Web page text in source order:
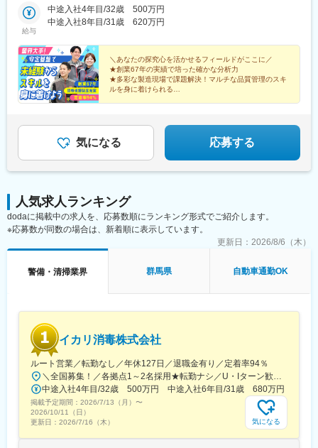
府)、京阪山科駅、烏丸駅、郡山富田駅、郡山駅(福島県)、安積永
盛駅、須賀川駅、福島駅(福島県)、東山公園駅(鳥取県)、米子駅、
崎駅、山梨市駅、韮崎駅、酒折駅、東比恵駅、博多駅、西鉄福岡
駅、中洲川端駅、北長岡駅、越後湯沢駅、浦佐駅、燕三条駅、浜
の宮駅、加古川駅、桜島桟橋通駅、鹿児島駅、札幌駅、さっぽろ
駅、旭川四条駅、深川駅、三郷駅(埼玉県)、東新潟駅、新潟駅、亀
田駅、新津駅、豊栄駅、内野駅、西宮駅、西宮北口駅、芦屋駅(東
羽島市役所前駅、岐阜羽島駅、岐阜駅、大垣駅、穂積駅、西岐阜
駅、新鵜沼駅、千葉駅、柏駅、松戸駅、市川駅、海浜幕張駅、栗
林公園駅、高松駅(香川県)、瓦町駅、高松築港駅、坂出駅、丸亀
駅、偕楽園駅、研究学園駅、牛久駅、水戸駅、取手駅、守谷駅、
駅、北２４条駅、北広島駅、東尾道駅、福山駅、尾道駅、松永
駅、備後赤坂駅、市立体育館前駅、熊本駅、新水前寺駅、上熊本
駅(路面電車)、新越谷駅、北与野駅、上熊谷駅、川越市駅、南新宿
駅、新宿西口駅、神泉駅、東池袋駅、麹町駅、二重橋前駅、秋津
駅、北品川駅、東日本橋駅、金町駅(東京都)、牛田駅(東京都)、府
駅、京成上野駅、大塚駅(東京都)、吉祥寺駅、京急蒲田駅、代々木
津駅(神奈川県)、京急鶴見駅、緑町駅、海老名駅(相鉄・小田急)、
西中島南方駅、大阪梅田駅(阪急線)、大阪阿部野橋駅、野田阪神
駅、大阪ビジネスパーク駅、本町駅、大阪梅田駅(阪神線)、近鉄日
本橋駅、なんば駅(地下鉄)、高槻市駅、松屋町駅、西長堀駅、岸里
駅、大江橋駅、谷町九丁目駅、宮之阪駅、なにわ橋駅、渡辺橋
駅、伏屋駅、本山駅(愛知県)、名古屋駅、西高蔵駅、丸の内駅(愛
知県)、新豊橋駅、上前津駅、名鉄一宮駅、小田井駅、森下駅(愛知
県)、熱田駅、新豊田駅、中村公園駅、岡山駅前駅、自動車学校前
駅、新浜松駅、遠州病院駅、志井公園駅、平和通駅、黒崎駅前
駅、くいな橋駅、九条駅(京都府)、山科駅、四条駅(京都市営)、曽
根田駅、中浜駅、祇園駅(福岡県)、天神南駅、呉服町駅(福岡県)、
伊勢原市 山梨県／中央市【東海】岐阜県／羽島
市 愛知県／名古屋市、知立市 三重県／四日市市
市 大阪府／東大阪市 兵庫県／加古川市、神戸
市、西宮市【中国】鳥取県／米子市 岡山県／岡山市【四
国】徳島県／徳島市 広島県／福山市【九州】福岡県／福
岡市 熊本県／熊本市 鹿児島県／鹿児島市※詳しい
所在地は当社HPをご覧ください。
心駅、武蔵浦和駅、所沢駅、北浦和駅、志木駅、草加駅、上尾
駅、東川口駅、谷塚駅、朝霞駅、春日部駅、戸田公園駅、東大宮
駅、せんげん台駅、与野駅、熊谷駅、本川越駅、新所沢駅、越谷
駅、代々木駅、新宿駅、渋谷駅、池袋駅、四ツ谷駅、大手町駅(東
京都)、新秋津駅、品川駅、市ケ谷駅、石神井公園駅、馬喰町駅、
京成金町駅、北千住駅、分倍河原駅、汐留駅、秋葉原駅、高田馬
場駅、立川駅、小竹向原駅、下北沢駅、上野駅、大塚駅前駅、井
駅、国立駅、神保町駅、九段下駅、浜松町駅、五反田駅、要町
駅、笹塚駅、武蔵砂川駅、淵野辺駅、愛甲石田駅、新羽駅、善行
駅、横浜駅、京急川崎駅、相模原駅、武蔵中原駅、三ツ境駅、武
老名駅(相模線)、あざみ野駅、本厚木駅、新百合ケ丘駅、相模大野
駅、寺田町駅、新大阪駅、梅田駅(地下鉄)、天王寺駅、野田駅(阪
神線)、京橋駅(大阪府)、堺筋本町駅、和泉府中駅、鶴橋駅、東梅
田駅、桜ノ宮駅、天王寺駅前駅、日本橋駅(大阪府)、大阪難波駅、
丁目駅、新今宮駅、茨木駅、西大橋駅、都島駅、天下茶屋駅、淀
町駅、南方駅(大阪府)、玉造駅、十三駅、住道駅、堺東駅、西九条
が丘駅(愛知県)、尾張一宮駅、戸田駅(愛知県)、上小田井駅、東岡
崎駅、大曽根駅、神宮前駅、豊田市駅、三郷駅(愛知県)、一社駅、
鳴海駅、池下駅、江南駅(愛知県)、岩塚駅、神領駅、桜山駅、刈谷
駅、西春駅、塩釜口駅、大元駅、岡山駅、中庄駅、東岡山駅、西
大寺駅、新倉敷駅、上島駅、浜松駅、曳馬駅、天竜川駅、助信
駅、八幡駅(静岡県)、企救丘駅、南小倉駅、香春口三萩野駅、折尾
駅、小倉駅(福岡県)、黒崎駅、上鳥羽口駅、京都駅、竹田駅(京都
府)、京阪山科駅、烏丸駅、郡山富田駅、郡山駅(福島県)、安積永
給与
中途入社4年目/32歳 500万円
中途入社8年目/31歳 620万円
＼あなたの探究心を活かせるフィールドがここに／
★創業67年の実績で培った確かな分析力
★多彩な製造現場で課題解決！マルチな品質管理のスキ
ルを身に着けられる
気になる 応募する
人気求人ランキング
dodaに掲載中の求人を、応募数順にランキング形式でご紹介します。
※応募数が同数の場合は、新着順に表示しています。
更新日： 2026/8/6（木）
警備・清掃業界 群馬県 自動車通勤OK
イカリ消毒株式会社
ルート営業／転勤なし／年休127日／退職金有り／定着率94％
中途入社4年目/32歳 500万円 中途入社6年目/31歳 680万円
掲載予定期間： 2026/7/13（月） 〜
2026/10/11（日）
更新日： 2026/7/16（木） 気になる